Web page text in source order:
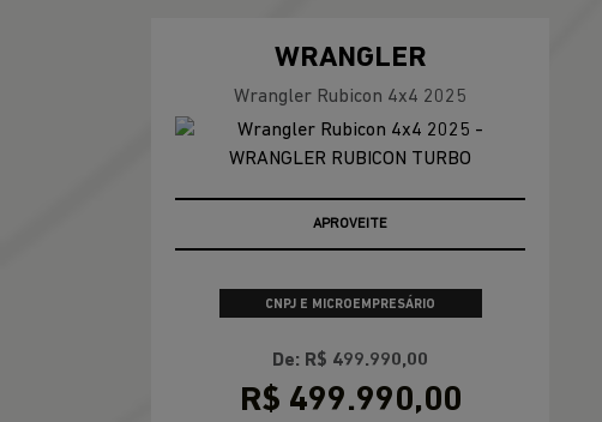
CONFIRA A OFERTA
RENEGADE
PCD